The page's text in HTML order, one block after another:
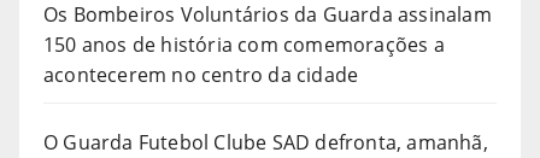
Os Bombeiros Voluntários da Guarda assinalam
150 anos de história com comemorações a
acontecerem no centro da cidade
O Guarda Futebol Clube SAD defronta, amanhã,